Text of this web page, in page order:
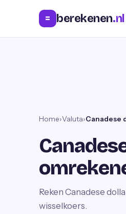
= berekenen.nl
Home›Valuta›Canadese
Reken Canadese
wisselkoers.